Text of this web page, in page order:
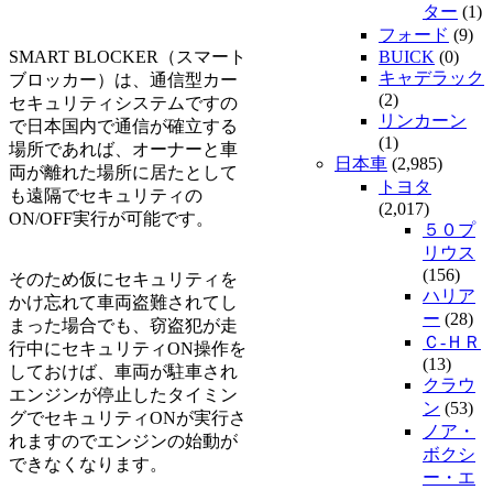
SMART BLOCKER（スマート
ブロッカー）は、通信型カー
セキュリティシステムですの
で日本国内で通信が確立する
場所であれば、オーナーと車
両が離れた場所に居たとして
も遠隔でセキュリティの
ON/OFF実行が可能です。
そのため仮にセキュリティを
かけ忘れて車両盗難されてし
まった場合でも、窃盗犯が走
行中にセキュリティON操作を
しておけば、車両が駐車され
エンジンが停止したタイミン
グでセキュリティONが実行さ
れますのでエンジンの始動が
できなくなります。
ター (1)
フォード (9)
BUICK (0)
キャデラック
(2)
リンカーン
(1)
日本車 (2,985)
トヨタ
(2,017)
５０プ
リウス
(156)
ハリア
ー (28)
Ｃ-ＨＲ
(13)
クラウ
ン (53)
ノア・
ボクシ
ー・エ